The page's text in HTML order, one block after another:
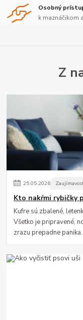
Osobný
k maznáčikom
25.05.2026
Kto nakŕmi rybičky
Kufre sú zbalené,
Všetko je pripravené,
zrazu prepadne